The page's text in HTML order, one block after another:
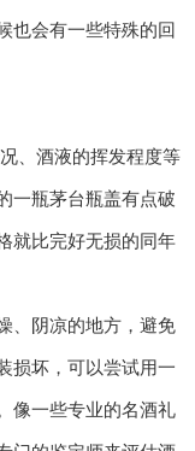
也会有一些特殊的回
、酒液的挥发程度等
一瓶茅台瓶盖有点破
就比完好无损的同年
、阴凉的地方，避免
损坏，可以尝试用一
像一些专业的名酒礼